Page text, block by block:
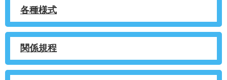
各種様式
関係規程